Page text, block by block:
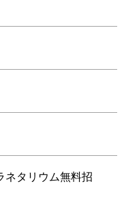
ネタリウム無料招